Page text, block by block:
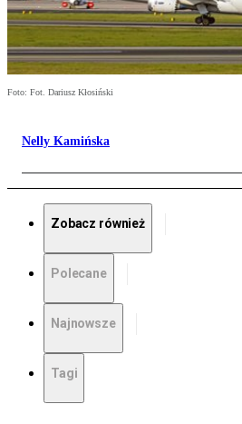
Foto: Fot. Dariusz Kłosiński
Nelly Kamińska
Zobacz również
Polecane
Najnowsze
Tagi